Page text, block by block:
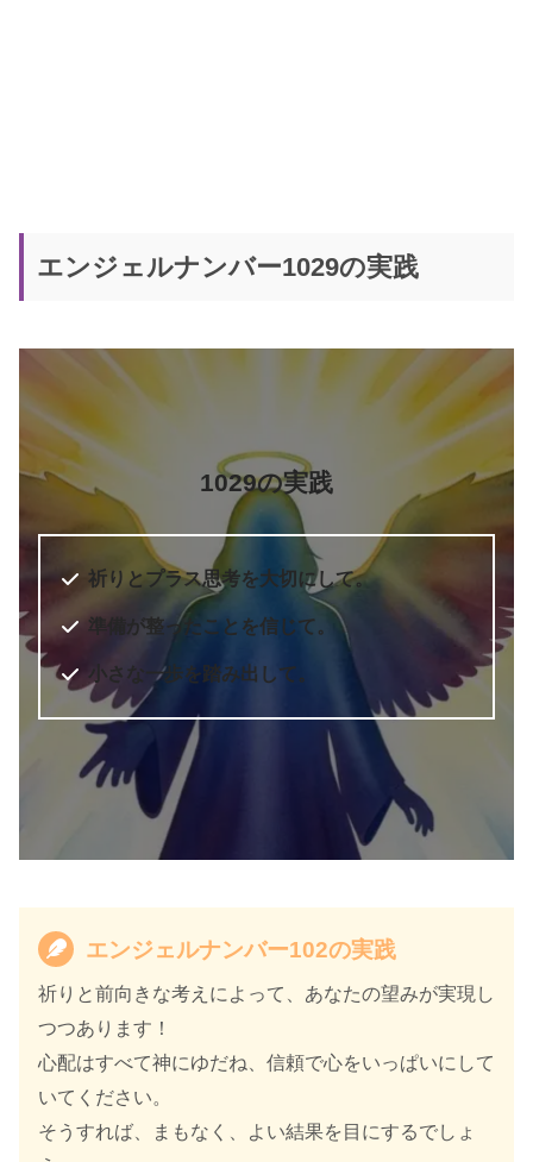
エンジェルナンバー1029の実践
1029の実践
祈りとプラス思考を大切にして。
準備が整ったことを信じて。
小さな一歩を踏み出して。
エンジェルナンバー102の実践
祈りと前向きな考えによって、あなたの望みが実現し
つつあります！
心配はすべて神にゆだね、信頼で心をいっぱいにして
いてください。
そうすれば、まもなく、よい結果を目にするでしょ